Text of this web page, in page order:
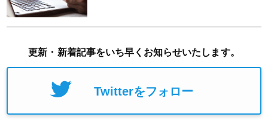
更新・新着記事をいち早くお知らせいたします。
Twitterをフォロー